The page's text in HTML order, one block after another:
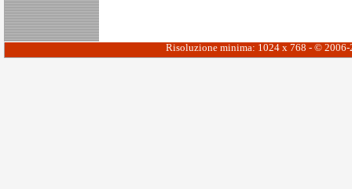
Risoluzione minima: 1024 x 768 - ©